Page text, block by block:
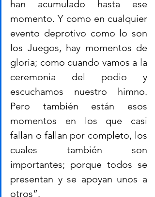
han acumulado hasta ese
momento. Y como en cualquier
evento deprotivo como lo son
los Juegos, hay momentos de
gloria; como cuando vamos a la
ceremonia del podio y
escuchamos nuestro himno.
Pero también están esos
momentos en los que casi
fallan o fallan por completo, los
cuales también son
importantes; porque todos se
presentan y se apoyan unos a
otros”.